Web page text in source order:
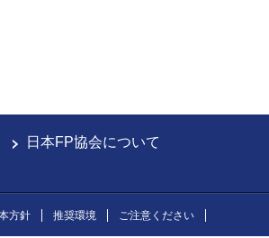
日本FP協会について
方針 推奨環境 ご注意ください